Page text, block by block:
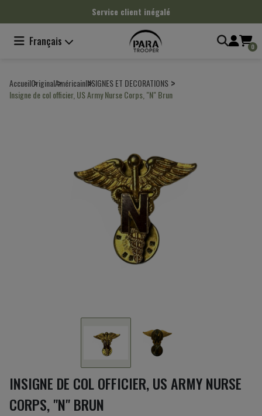
Service client inégalé
Français 0
AccueilOriginalAméricainINSIGNES ET DECORATIONS
Insigne de col officier, US Army Nurse Corps, "N" Brun
INSIGNE DE COL OFFICIER, US ARMY NURSE
CORPS, "N" BRUN